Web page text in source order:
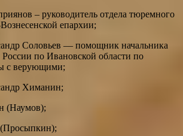
– руководитель отдела тюремного
епархии;
Соловьев — помощник начальника
по Ивановской области по
с верующими;
Химанин;
(Наумов);
(Просыпкин);